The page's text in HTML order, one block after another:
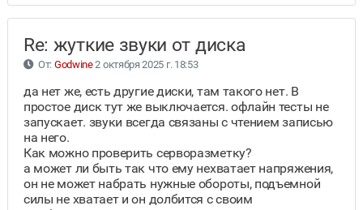
Re: жуткие звуки от диска
От: Godwine2 октября 2025 г. 18:53
да нет же, есть другие диски, там такого нет. В
простое диск тут же выключается. офлайн тесты не
запускает. звуки всегда связаны с чтением записью
на него.
Как можно проверить серворазметку?
а может ли быть так что ему нехватает напряжения,
он не может набрать нужные обороты, подъемной
силы не хватает и он долбится с своим